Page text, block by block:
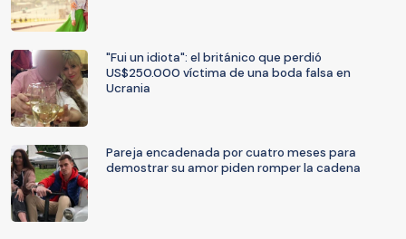
"Fui un idiota": el británico que perdió
US$250.000 víctima de una boda falsa en
Ucrania
Pareja encadenada por cuatro meses para
demostrar su amor piden romper la cadena